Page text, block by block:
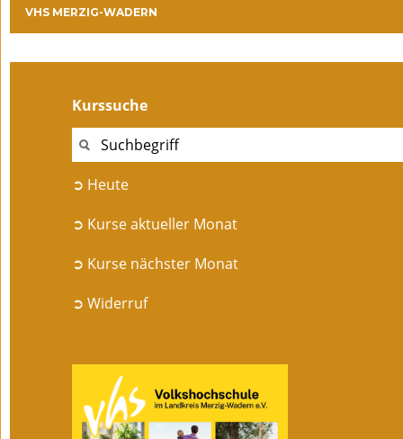
VHS MERZIG-WADERN
Kurssuche
➲ Heute
➲ Kurse aktueller Monat
➲ Kurse nächster Monat
➲ Widerruf